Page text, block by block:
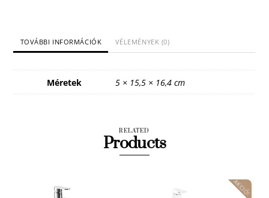
TOVÁBBI INFORMÁCIÓK VÉLEMÉNYEK (0)
Méretek 5 × 15,5 × 16,4 cm
RELATED
Products
AKCIÓ!